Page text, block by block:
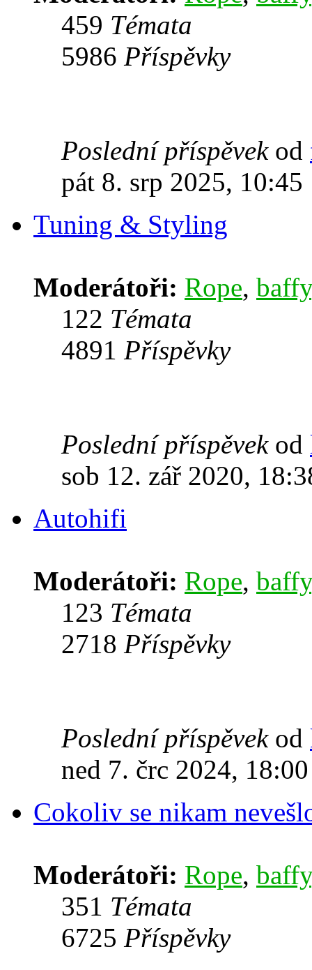
459 Témata
5986 Příspěvky
Poslední příspěvekod
pát 8. srp 2025, 10:45
Tuning & Styling
Moderátoři: Rope, baffy
122 Témata
4891 Příspěvky
Poslední příspěvekod
sob 12. zář 2020,
Autohifi
Moderátoři: Rope, baffy
123 Témata
2718 Příspěvky
Poslední příspěvekod
ned 7. črc 2024, 18:00
Cokoliv se nikam
Moderátoři: Rope, baffy
351 Témata
6725 Příspěvky